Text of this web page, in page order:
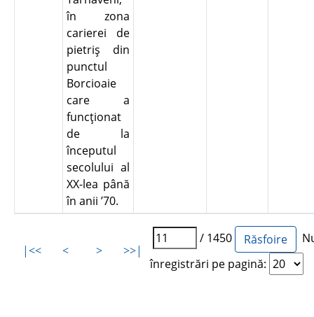
în zona
carierei de
pietriş din
punctul
Borcioaie
care a
funcţionat
de la
începutul
secolului al
XX-lea până
în anii ’70.
|<< < > >>|
/ 1450
înregistrări pe pagină: